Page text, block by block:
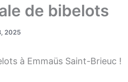
de bibelots
2025
à Emmaüs Saint-Brieuc !